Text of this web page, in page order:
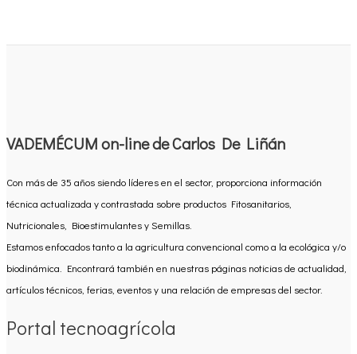
VADEMÉCUM on-line de Carlos De Liñán
Con más de 35 años siendo líderes en el sector, proporciona información
técnica actualizada y contrastada sobre productos Fitosanitarios,
Nutricionales, Bioestimulantes y Semillas.
Estamos enfocados tanto a la agricultura convencional como a la ecológica y/o
biodinámica. Encontrará también en nuestras páginas noticias de actualidad,
artículos técnicos, ferias, eventos y una relación de empresas del sector.
Portal tecnoagrícola